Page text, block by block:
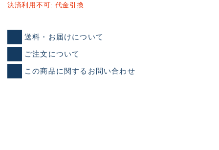
決済利用不可: 代金引換
送料・お届けについて
ご注文について
この商品に関するお問い合わせ